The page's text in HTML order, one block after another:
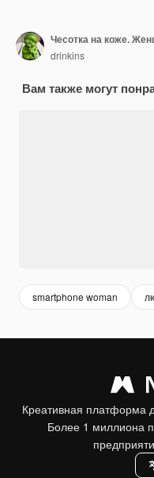
drinkins
Вам также могут
smartphone woman
Креативная платформа
Более 1 миллиона